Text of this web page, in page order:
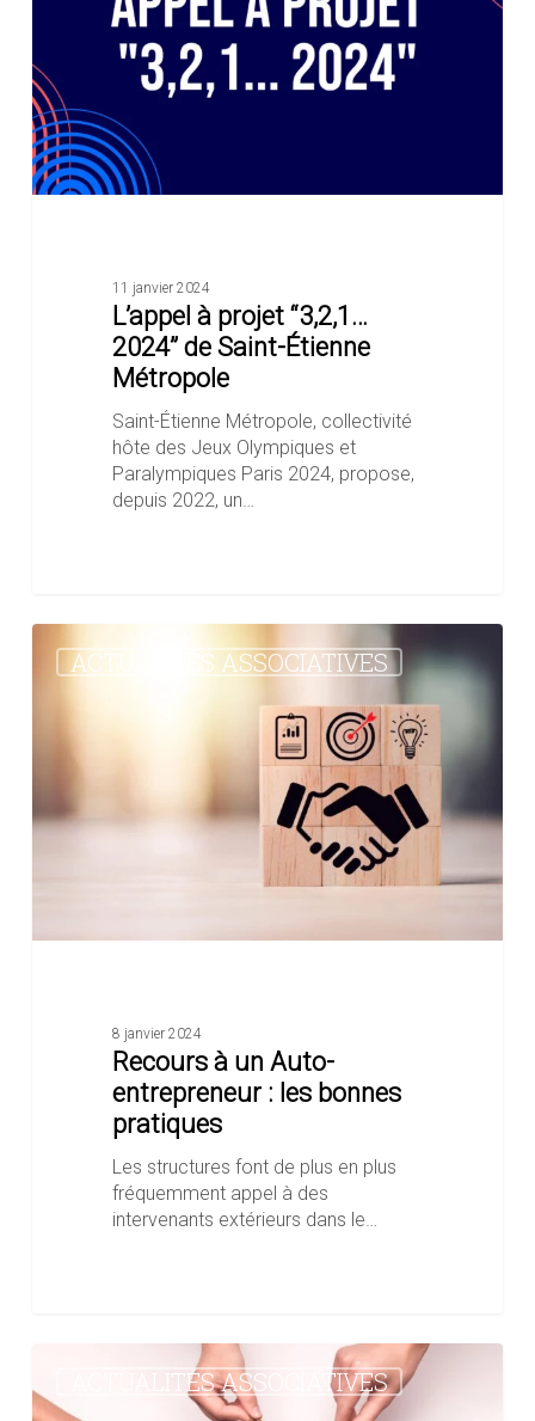
Étienne
Métropole
11 janvier 2024
L’appel à projet “3,2,1…
2024” de Saint-Étienne
Métropole
Saint-Étienne Métropole, collectivité
hôte des Jeux Olympiques et
Paralympiques Paris 2024, propose,
depuis 2022, un…
bonnes
ACTUALITÉS ASSOCIATIVES
8 janvier 2024
Recours à un Auto-
entrepreneur : les bonnes
pratiques
Les structures font de plus en plus
fréquemment appel à des
intervenants extérieurs dans le…
pensez
ACTUALITÉS ASSOCIATIVES